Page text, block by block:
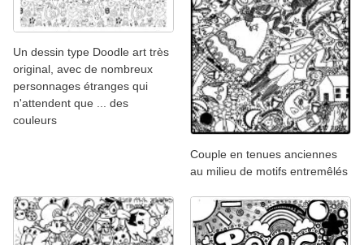
Un dessin type Doodle art très
original, avec de nombreux
personnages étranges qui
n'attendent que ... des
couleurs
Couple en tenues anciennes
au milieu de motifs entremêlés